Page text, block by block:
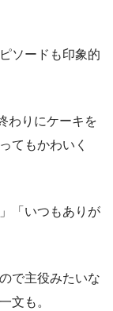
ソードも印象的
わりにケーキを
てもかわいく
「いつもありが
で主役みたいな
文も。